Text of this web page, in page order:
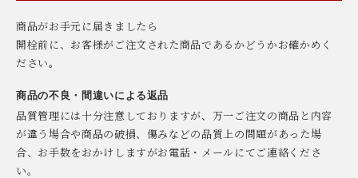
商品がお手元に届きましたら
開栓前に、お客様がご注文された商品であるかどうかお確かめく
ださい。
商品の不良・間違いによる返品
品質管理には十分注意しておりますが、万一ご注文の商品と内容
が違う場合や商品の破損、傷みなどの品質上の問題があった場
合、お手数をおかけしますがお電話・メールにてご連絡くださ
い。